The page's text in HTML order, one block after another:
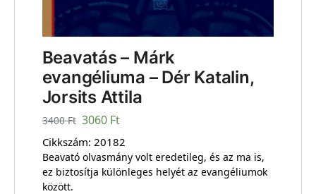
Beavatás – Márk
evangéliuma – Dér Katalin,
Jorsits Attila
3400Ft 3060 Ft
Cikkszám: 20182
Beavató olvasmány volt eredetileg, és az ma is,
ez biztosítja különleges helyét az evangéliumok
között.